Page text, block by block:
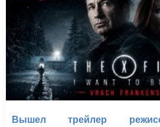
Вышел трейлер